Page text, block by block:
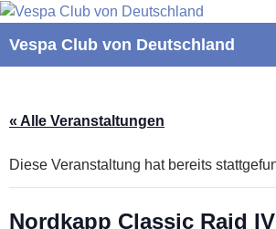
Zum
springen
Vespa Club von Deutschland
« Alle Veranstaltungen
Diese Veranstaltung hat bereits
Nordkapp Classic Raid IV